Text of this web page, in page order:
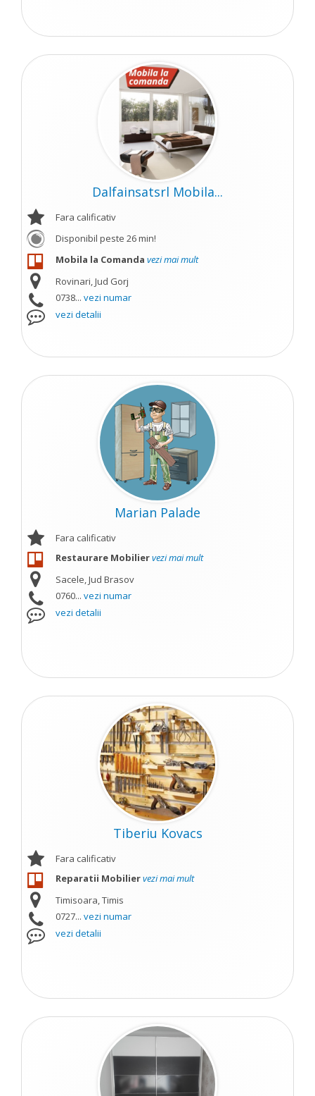
Dalfainsatsrl Mobila...
Fara calificativ
Disponibil peste 26 min!
Mobila la Comanda vezi mai mult
Rovinari, Jud Gorj
0738... vezi numar
vezi detalii
Marian Palade
Fara calificativ
Restaurare Mobiliervezi mai mult
Sacele, Jud Brasov
0760... vezi numar
vezi detalii
Tiberiu Kovacs
Fara calificativ
Reparatii Mobiliervezi mai mult
Timisoara, Timis
0727... vezi numar
vezi detalii